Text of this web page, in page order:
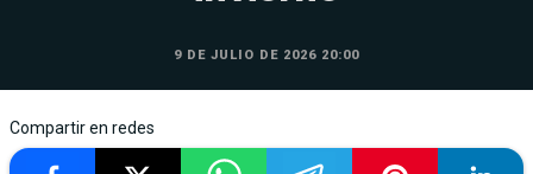
9 DE JULIO DE 2026 20:00
Compartir en redes